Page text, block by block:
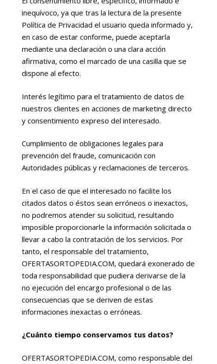
inequívoco, ya que tras la lectura de la presente
Política de Privacidad el usuario queda informado y,
en caso de estar conforme, puede aceptarla
mediante una declaración o una clara acción
afirmativa, como el marcado de una casilla que se
dispone al efecto.
Interés legítimo para el tratamiento de datos de
nuestros clientes en acciones de marketing directo
y consentimiento expreso del interesado.
Cumplimiento de obligaciones legales para
prevención del fraude, comunicación con
Autoridades públicas y reclamaciones de terceros.
En el caso de que el interesado no facilite los
citados datos o éstos sean erróneos o inexactos,
no podremos atender su solicitud, resultando
imposible proporcionarle la información solicitada o
llevar a cabo la contratación de los servicios. Por
tanto, el responsable del tratamiento,
OFERTASORTOPEDIA.COM, quedará exonerado de
toda responsabilidad que pudiera derivarse de la
no ejecución del encargo profesional o de las
consecuencias que se deriven de estas
informaciones inexactas o erróneas.
¿Cuánto tiempo conservamos tus datos?
OFERTASORTOPEDIA.COM, como responsable del